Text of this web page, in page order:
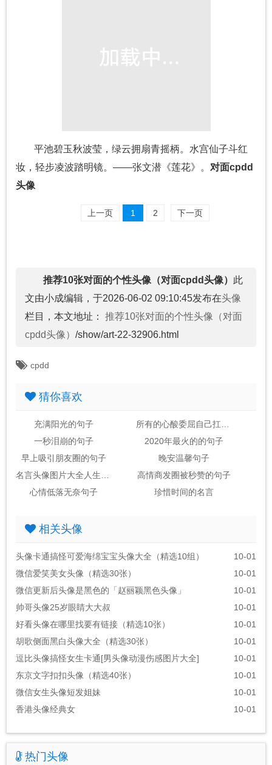
平池碧玉秋波莹，绿云拥扇青摇柄。水宫仙子斗红
妆，轻步凌波踏明镜。——张文潜《莲花》。 对面cpdd
头像
上一页 1 2 下一页
推荐10张对面的个性头像（对面cpdd头像） 此
文由小成编辑，于2026-06-02 09:10:45发布在头像
栏目，本文地址：
推荐10张对面的个性头像（对面
cpdd头像） /show/art-22-32906.html
cpdd
猜你喜欢
充满阳光的句子
一秒泪崩的句子
2020年最火的的句子
早上吸引朋友圈的句子
晚安温馨句子
高情商发圈被秒赞的句子
心情低落无奈句子
珍惜时间的名言
相关头像
头像卡通搞怪可爱海绵宝宝头像大全（精选10组）
10-01
微信爱笑美女头像（精选30张）
10-01
微信更新后头像是黑色的「赵丽颖黑色头像」
10-01
帅哥头像25岁眼睛大大叔
10-01
好看头像在哪里找要有链接（精选10张）
10-01
胡歌侧面黑白头像大全（精选30张）
10-01
逗比头像搞怪女生卡通[男头像动漫伤感图片大全]
10-01
东京文字扣扣头像（精选40张）
10-01
微信女生头像短发姐妹
10-01
香港头像经典女
10-01
热门头像